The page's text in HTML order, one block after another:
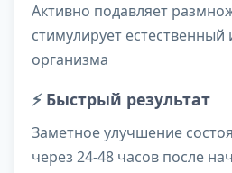
Активно подавляет
стимулирует
организма
⚡ Быстрый результат
Заметное улучшение
через 24-48 часов после